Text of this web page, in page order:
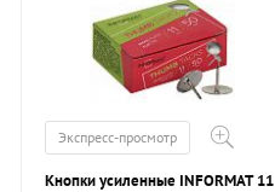
Экспресс-просмотр
Кнопки усиленные INFORMAT 11